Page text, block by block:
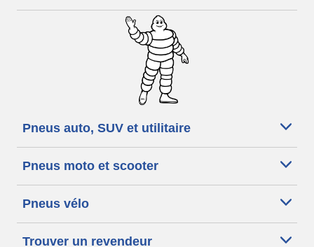
Pneus auto, SUV et utilitaire
Pneus moto et scooter
Pneus vélo
Trouver un revendeur